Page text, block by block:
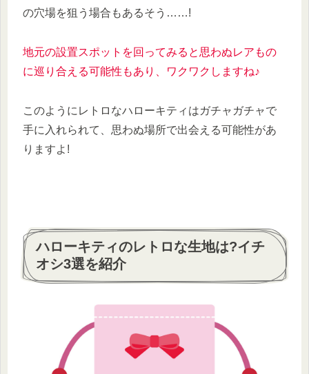
の穴場を狙う場合もあるそう……!
地元の設置スポットを回ってみると思わぬレアもの
に巡り合える可能性もあり、ワクワクしますね♪
このようにレトロなハローキティはガチャガチャで
手に入れられて、思わぬ場所で出会える可能性があ
りますよ!
ハローキティのレトロな生地は?イチ
オシ3選を紹介